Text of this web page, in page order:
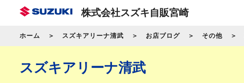
株式会社スズキ自販宮崎
ホーム スズキアリーナ清武 お店ブログ その他
スズキアリーナ清武